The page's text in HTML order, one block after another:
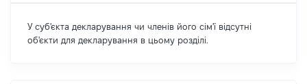
У суб'єкта декларування чи членів його сім'ї відсутні
об'єкти для декларування в цьому розділі.